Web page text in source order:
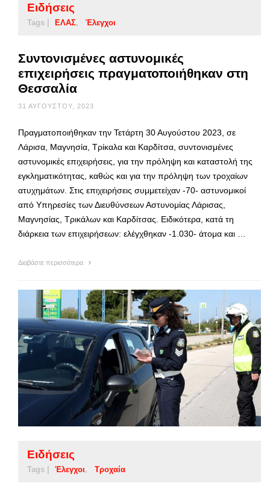
Ειδήσεις
Tags | ΕΛΑΣ Έλεγχοι
Συντονισμένες αστυνομικές
επιχειρήσεις πραγματοποιήθηκαν στη
Θεσσαλία
31 ΑΥΓΟΎΣΤΟΥ, 2023
Πραγματοποιήθηκαν την Τετάρτη 30 Αυγούστου 2023, σε
Λάρισα, Μαγνησία, Τρίκαλα και Καρδίτσα, συντονισμένες
αστυνομικές επιχειρήσεις, για την πρόληψη και καταστολή της
εγκληματικότητας, καθώς και για την πρόληψη των τροχαίων
ατυχημάτων. Στις επιχειρήσεις συμμετείχαν -70- αστυνομικοί
από Υπηρεσίες των Διευθύνσεων Αστυνομίας Λάρισας,
Μαγνησίας, Τρικάλων και Καρδίτσας. Ειδικότερα, κατά τη
διάρκεια των επιχειρήσεων: ελέγχθηκαν -1.030- άτομα και …
Διαβάστε περισσότερα
Ειδήσεις
Tags | Έλεγχοι Τροχαία